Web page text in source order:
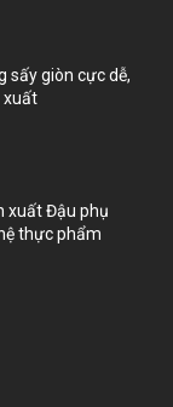
sấy giòn cực dễ,
xuất
xuất Đậu phụ
thực phẩm